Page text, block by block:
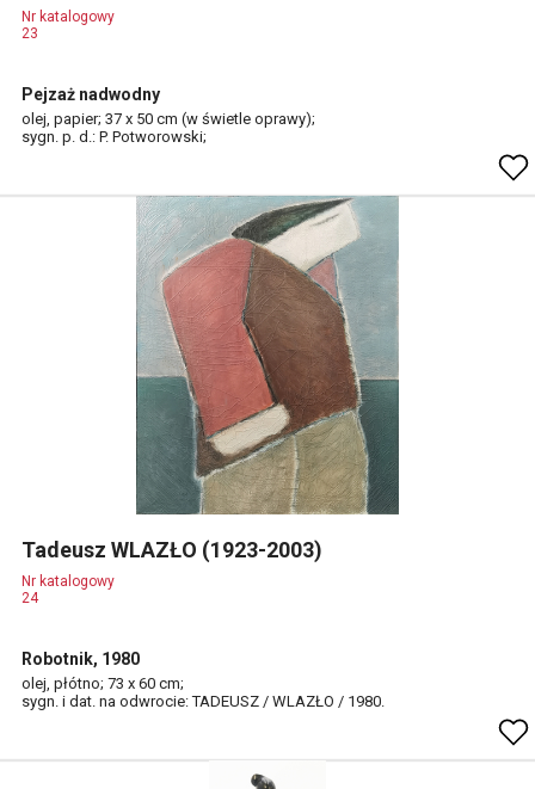
Nr katalogowy
23
Pejzaż nadwodny
olej, papier; 37 x 50 cm (w świetle oprawy);
sygn. p. d.: P. Potworowski;
Tadeusz WLAZŁO (1923-2003)
Nr katalogowy
24
Robotnik, 1980
olej, płótno; 73 x 60 cm;
sygn. i dat. na odwrocie: TADEUSZ / WLAZŁO / 1980.